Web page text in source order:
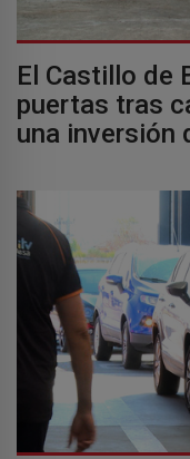
El Castillo de
puertas tras
una inversión